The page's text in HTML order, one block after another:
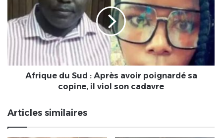
Après
avoir
copine,
Afrique du Sud : Après avoir poignardé sa
copine, il viol son cadavre
Articles similaires